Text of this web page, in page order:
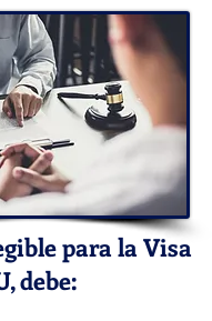
para la Visa
debe: